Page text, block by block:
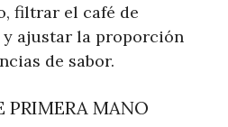
filtrar el café de
y ajustar la proporción
de sabor.
PRIMERA MANO